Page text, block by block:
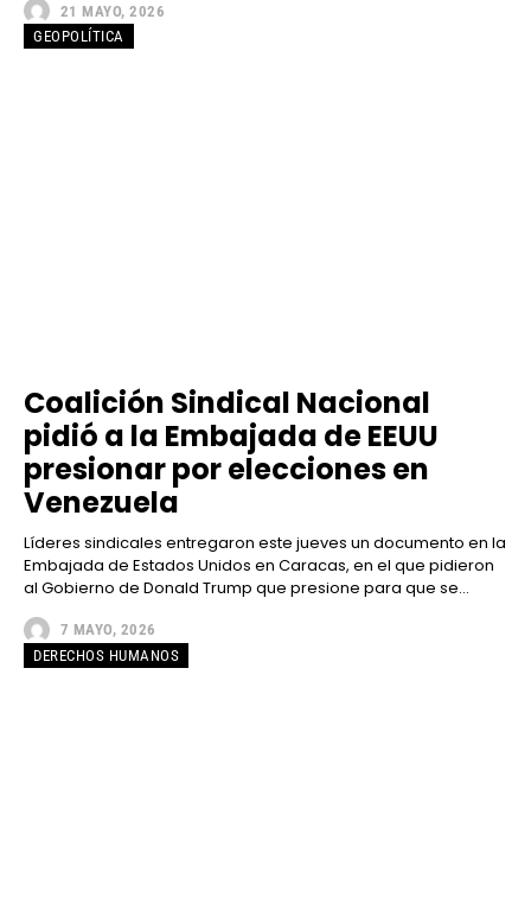
21 MAYO, 2026
GEOPOLÍTICA
Coalición Sindical Nacional
pidió a la Embajada de EEUU
presionar por elecciones en
Venezuela
Líderes sindicales entregaron este jueves un documento en la
Embajada de Estados Unidos en Caracas, en el que pidieron
al Gobierno de Donald Trump que presione para que se...
7 MAYO, 2026
DERECHOS HUMANOS